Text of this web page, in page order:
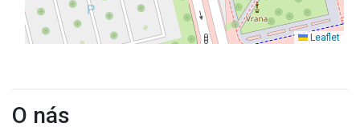
Leaflet
O nás